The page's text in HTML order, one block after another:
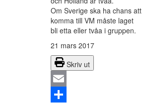
Om Sverige ska ha chans att
komma till VM måste laget
bli etta eller tvåa i gruppen.
21 mars 2017
Skriv ut
Email